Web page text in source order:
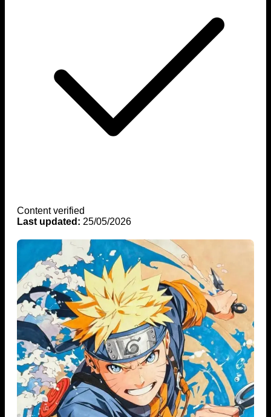
Content verified
Last updated: 25/05/2026